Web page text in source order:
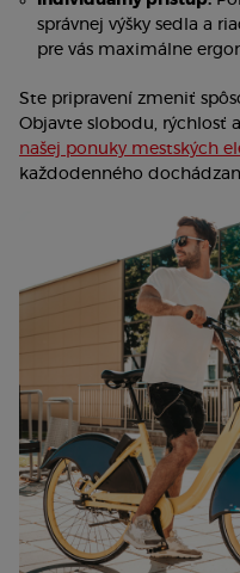
správnej výšky sedla a
pre vás maximálne
Ste pripravení zmeniť
Objavte slobodu, rýchlosť
našej ponuky mestských
každodenného